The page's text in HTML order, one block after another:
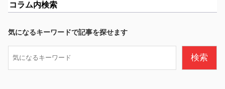
e
o
o
コラム内検索
気になるキーワードで記事を探せます
索
検索